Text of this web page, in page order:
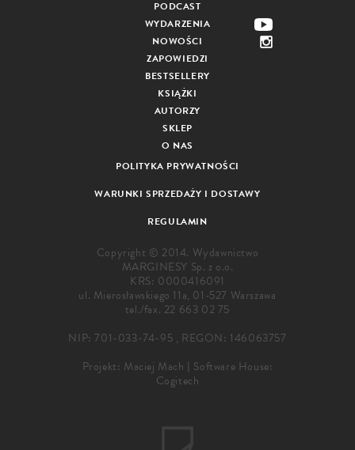
PODCAST
WYDARZENIA
NOWOŚCI
ZAPOWIEDZI
BESTSELLERY
KSIĄŻKI
AUTORZY
SKLEP
O NAS
POLITYKA PRYWATNOŚCI
WARUNKI SPRZEDAŻY I DOSTAWY
REGULAMIN
Copyright © 2014. Wydawnictwo
MARGINESY Sp. z o.o.
KRS: 0000416091
ul. Mierosławskiego 11a, 01-527 Warszawa
tel./fax. 22 663 02 75
NIP: 701-033-74-95 , REGON: 146063757
Projekt: Maciej Mach | Software House:
Cogitech